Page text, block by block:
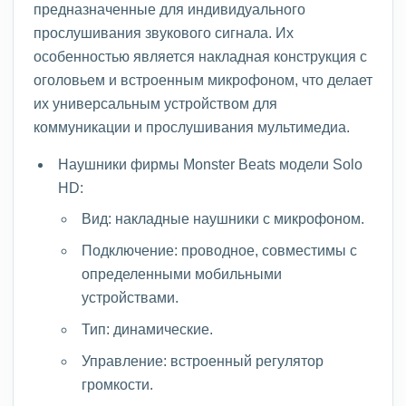
предназначенные для индивидуального
прослушивания звукового сигнала. Их
особенностью является накладная конструкция с
оголовьем и встроенным микрофоном, что делает
их универсальным устройством для
коммуникации и прослушивания мультимедиа.
Наушники фирмы Monster Beats модели Solo
HD:
Вид: накладные наушники с микрофоном.
Подключение: проводное, совместимы с
определенными мобильными
устройствами.
Тип: динамические.
Управление: встроенный регулятор
громкости.